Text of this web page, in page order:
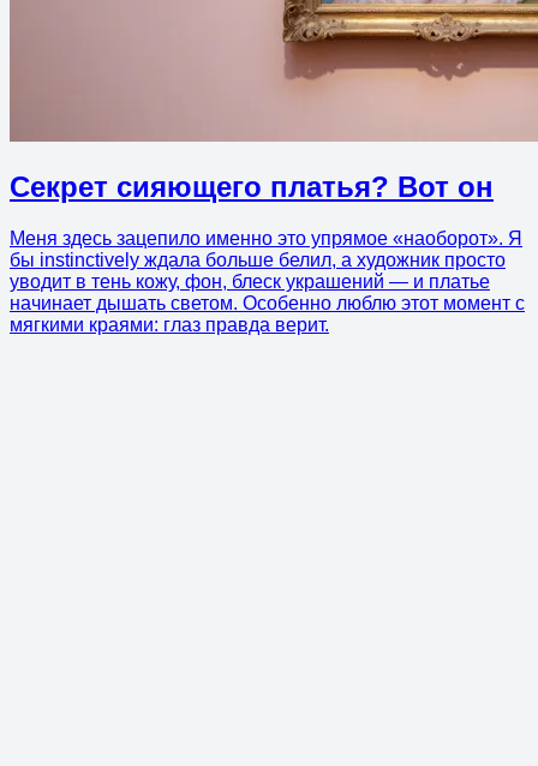
Секрет сияющего платья? Вот он
Меня здесь зацепило именно это упрямое «наоборот». Я
бы instinctively ждала больше белил, а художник просто
уводит в тень кожу, фон, блеск украшений — и платье
начинает дышать светом. Особенно люблю этот момент с
мягкими краями: глаз правда верит.